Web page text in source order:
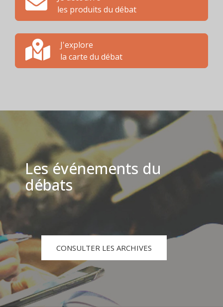
les produits du débat
J'explore
la carte du débat
Les événements du
débats
CONSULTER LES ARCHIVES